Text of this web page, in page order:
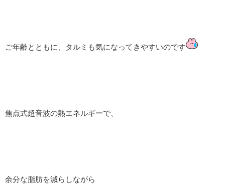
ご年齢とともに、タルミも気になってきやすいのです
焦点式超音波の熱エネルギーで、
余分な脂肪を減らしながら